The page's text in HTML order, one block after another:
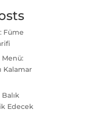
Füme
Menü:
Kalamar
Edecek